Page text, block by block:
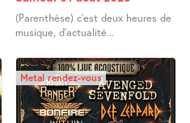
(Parenthèse) c’est deux heures de
musique, d’actualité...
Metal rendez-vous